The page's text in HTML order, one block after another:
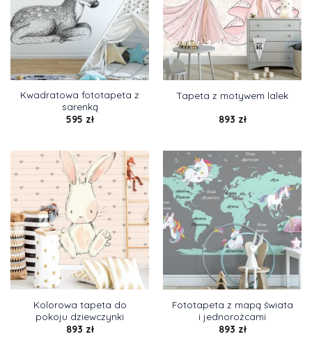
Kwadratowa fototapeta z
sarenką
595 zł
Tapeta z motywem lalek
893 zł
Kolorowa tapeta do
pokoju dziewczynki
893 zł
Fototapeta z mapą świata
i jednorożcami
893 zł